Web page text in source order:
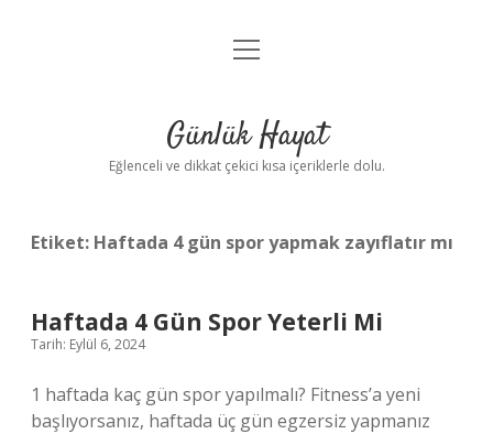
Anasayfa
Yasal Uyarı
menüyü
Günlük Hayat
Eğlenceli ve dikkat çekici kısa içeriklerle dolu.
Etiket: Haftada 4 gün spor yapmak zayıflatır mı
Haftada 4 Gün Spor Yeterli Mi
Tarih: Eylül 6, 2024
1 haftada kaç gün spor yapılmalı? Fitness’a yeni
başlıyorsanız, haftada üç gün egzersiz yapmanız